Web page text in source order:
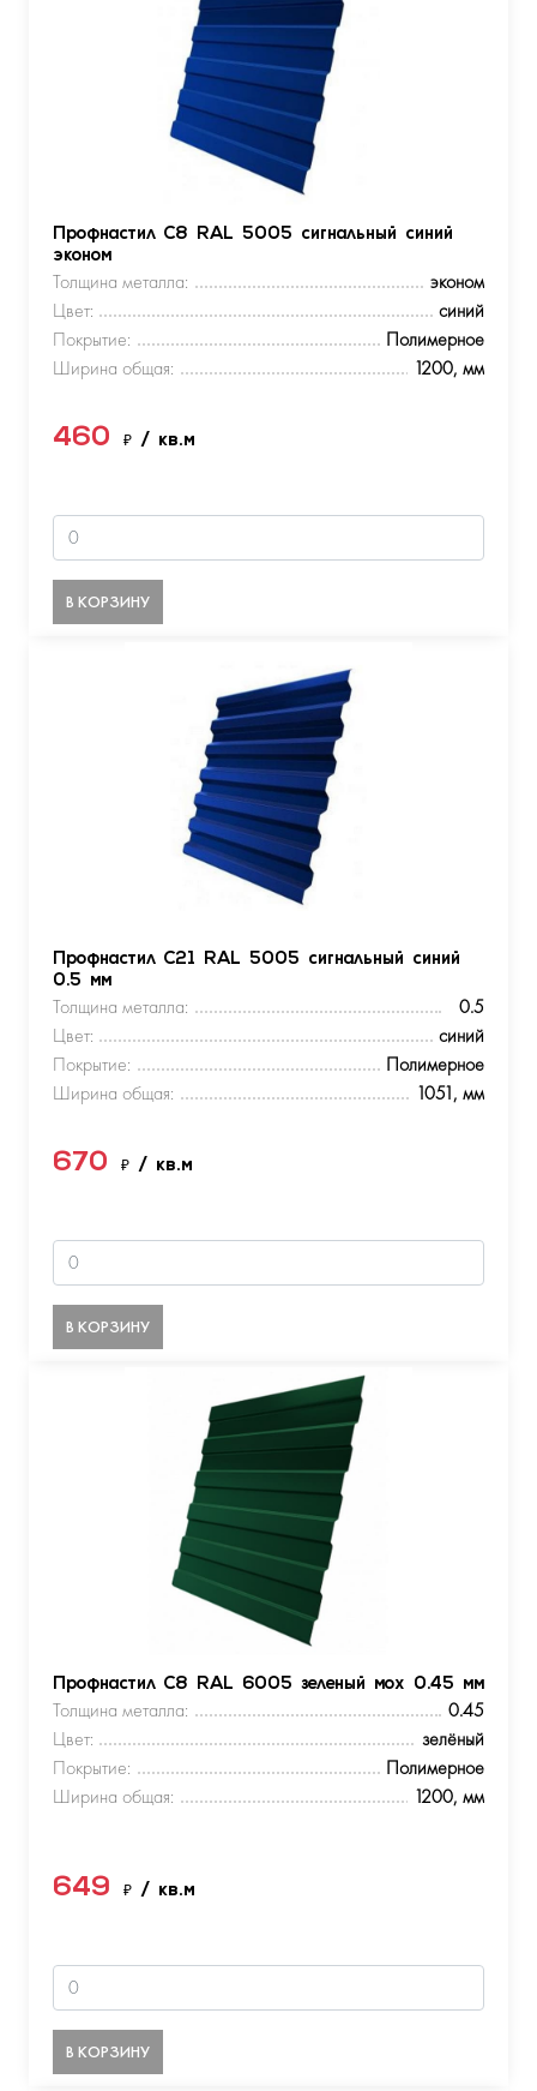
Профнастил С8 RAL 5005 сигнальный синий
эконом
Толщина металла:
эконом
Цвет:
синий
Покрытие:
Полимерное
Ширина общая:
1200, мм
460 ₽ / кв.м
В КОРЗИНУ
Профнастил С21 RAL 5005 сигнальный синий
0.5 мм
Толщина металла:
0.5
Цвет:
синий
Покрытие:
Полимерное
Ширина общая:
1051, мм
670 ₽ / кв.м
В КОРЗИНУ
Профнастил С8 RAL 6005 зеленый мох 0.45 мм
Толщина металла:
0.45
Цвет:
зелёный
Покрытие:
Полимерное
Ширина общая:
1200, мм
649 ₽ / кв.м
В КОРЗИНУ